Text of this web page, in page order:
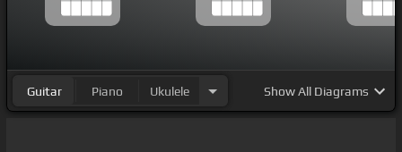
[D]
Guitar Piano Ukulele ShowAll Diagrams